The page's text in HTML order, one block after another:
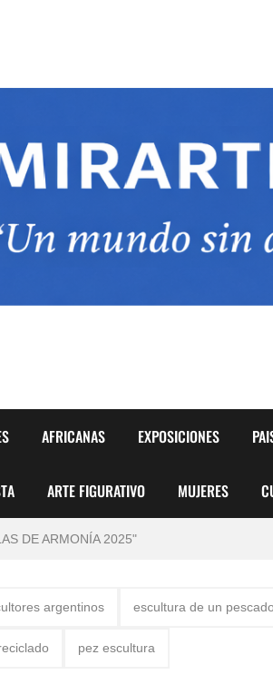
AFRICANAS EXPOSICIONES
ARTE FIGURATIVO MUJERES
Artístico)
DE ARMONÍA 2025"
argentinos escultura de un pescado
pez escultura